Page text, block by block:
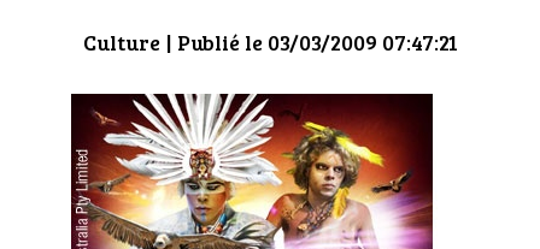
DÉFILÉS
BOUTIQUE
CULTURE
HIGH TECH
Culture| Publié le 03/03/2009 07:47:21